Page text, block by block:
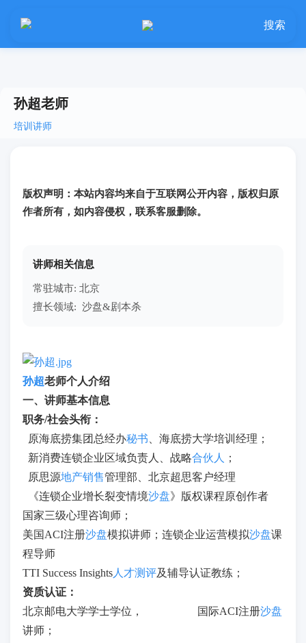
搜索
孙超老师
培训讲师
版权声明：本站内容均来自于互联网公开内容，版权归原
作者所有，如内容侵权，联系客服删除。
讲师相关信息
常驻城市: 北京
擅长领域: 沙盘&剧本杀
孙超老师个人介绍
一、 讲师基本信息
职务/社会头衔：
原海底捞集团总经办秘书 、海底捞大学培训经理；
新消费连锁企业区域负责人、战略合伙人
；
原思源地产销售管理部、北京超思客户经理
《连锁企业增长裂变情境沙盘》版权课程原创作者
国家三级心理咨询师；
美国ACI注册沙盘模拟讲师；连锁企业运营模拟沙盘课
程导师
TTI Success Insights 人才测评及辅导认证教练；
资质认证：
北京邮电大学学士学位， 国际ACI注册沙盘
讲师；